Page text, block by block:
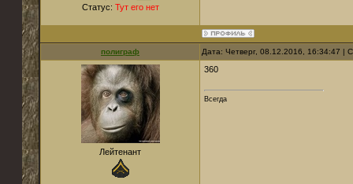
Статус: Тут его нет
полиграф Дата: Четверг, 08.12.2016, 16:34:47 |
Лейтенант
360
Всегда